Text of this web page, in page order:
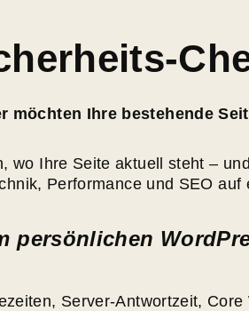
möchten Ihre bestehende
wo Ihre Seite aktuell steht – und
Performance und SEO auf
persönlichen
Server-Antwortzeit, Core